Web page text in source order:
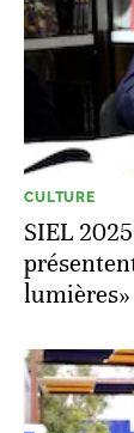
CULTURE
SIEL
lumières»